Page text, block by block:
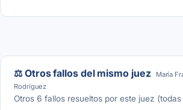
⚖️ Otros fallos del mismo juez
María
Rodríguez
Otros 6 fallos resueltos por este juez